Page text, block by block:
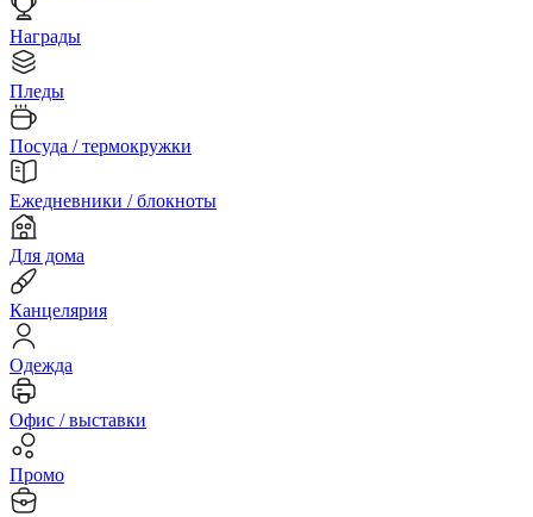
Награды
Пледы
Посуда / термокружки
Ежедневники / блокноты
Для дома
Канцелярия
Одежда
Офис / выставки
Промо